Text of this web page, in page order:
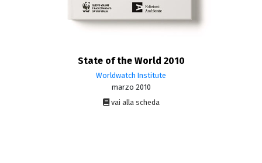
State of the World 2010
Worldwatch Institute
marzo 2010
vai alla scheda